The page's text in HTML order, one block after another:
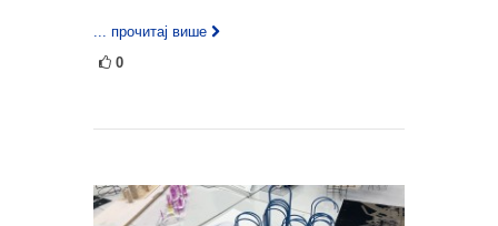
... прочитај више
0